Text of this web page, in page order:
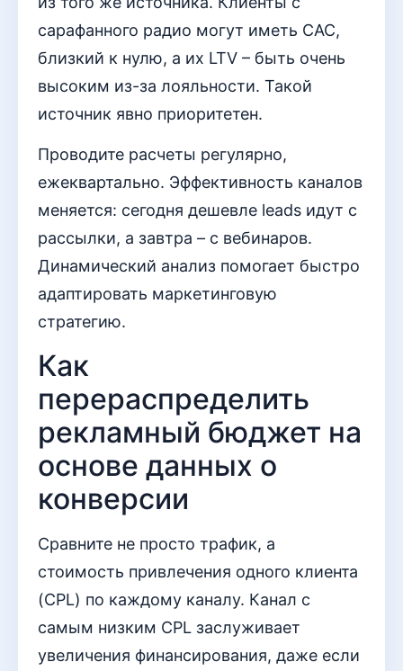
сарафанного радио могут иметь CAC,
близкий к нулю, а их LTV – быть очень
высоким из-за лояльности. Такой
источник явно приоритетен.
Проводите расчеты регулярно,
ежеквартально. Эффективность каналов
меняется: сегодня дешевле leads идут с
рассылки, а завтра – с вебинаров.
Динамический анализ помогает быстро
адаптировать маркетинговую
стратегию.
Как
перераспределить
рекламный бюджет на
основе данных о
конверсии
Сравните не просто трафик, а
стоимость привлечения одного клиента
(CPL) по каждому каналу. Канал с
самым низким CPL заслуживает
увеличения финансирования, даже если